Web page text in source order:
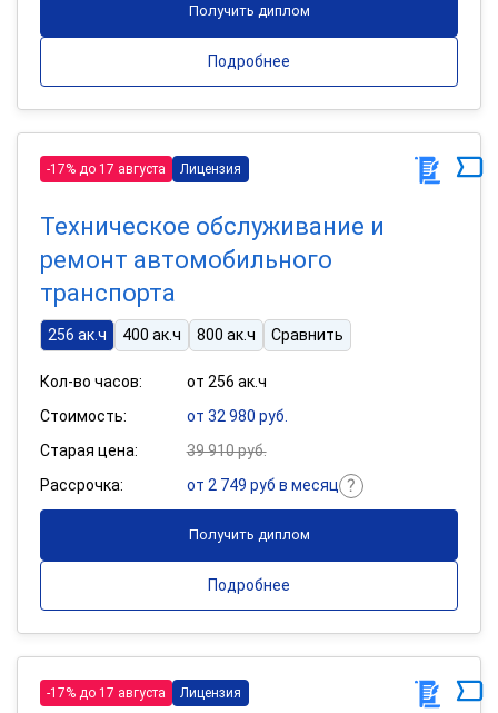
Получить диплом
Подробнее
-17% до 17 августа Лицензия
Техническое обслуживание и
ремонт автомобильного
транспорта
256 ак.ч 400 ак.ч 800 ак.ч Сравнить
Кол-во часов:
от 256 ак.ч
Стоимость:
от 32 980 руб.
Старая цена:
39 910 руб.
Рассрочка:
от 2 749 руб в месяц
Получить диплом
Подробнее
-17% до 17 августа Лицензия